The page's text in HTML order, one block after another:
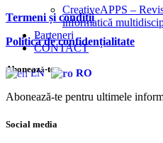
CreativeAPPS –
informatică
Parteneri
CONTACT
EN RO
Termeni și condiții
Politică de confidențialitate
Abonează-te
Abonează-te pentru ultimele
Social media